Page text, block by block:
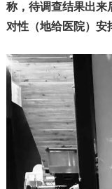
称，待调查结果出来
对性（地给医院）安